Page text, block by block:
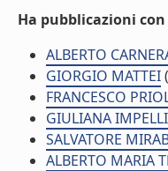
Ha pubblicazioni con
ALBERTO
GIORGIO MATTEI
FRANCESCO
GIULIANA
SALVATORE
ALBERTO MARIA